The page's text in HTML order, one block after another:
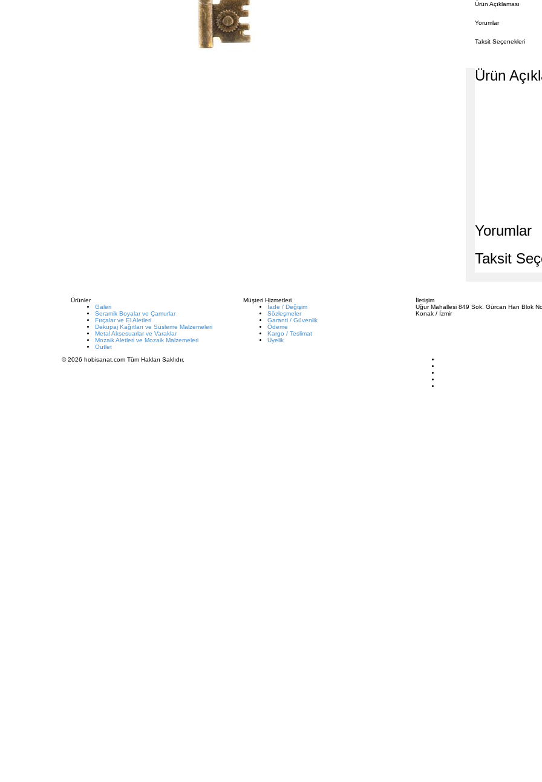
Ürün Açıklaması
Yorumlar
Taksit Seçenekleri
Ürün
Yorumlar
Taksit
Ürünler
Galeri
Seramik Boyalar ve Çamurlar
Fırçalar ve El Aletleri
Dekupaj Kağıtları ve Süsleme Malzemeleri
Metal Aksesuarlar ve Varaklar
Mozaik Aletleri ve Mozaik Malzemeleri
Outlet
Müşteri Hizmetleri
İade / Değişim
Sözleşmeler
Garanti / Güvenlik
Ödeme
Kargo / Teslimat
Üyelik
İletişim
Uğur Mahallesi 849 Sok. Gürcan Han Blok
Konak / İzmir
© 2026 hobisanat.com Tüm Hakları Saklıdır.